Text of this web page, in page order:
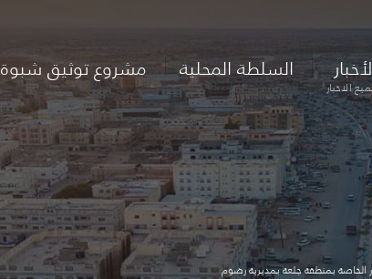
الاخبار
السلطة المحلية مشروع توثيق شبوة
الخاصة بمنطقة جلعة بمديرية رضوم